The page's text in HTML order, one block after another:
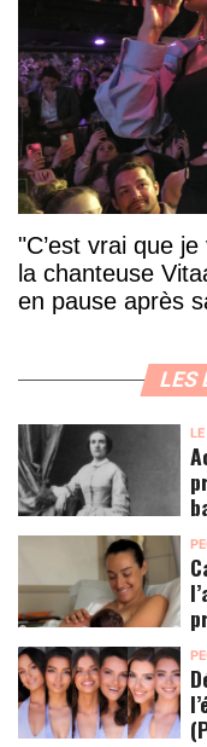
"C’est vrai que
la chanteuse
en pause après
LES